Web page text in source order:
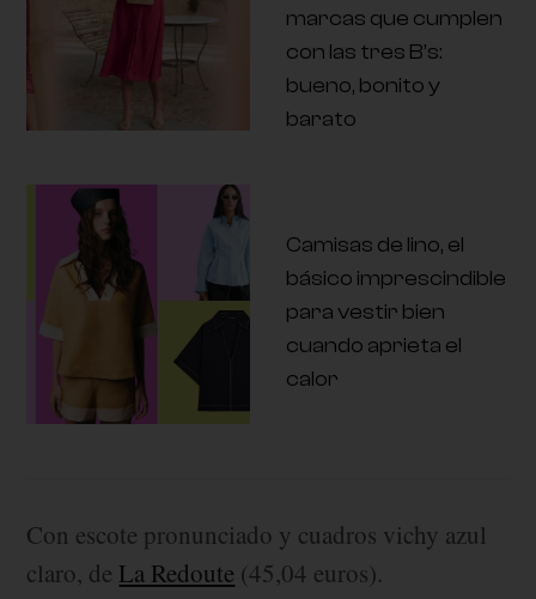
marcas que cumplen
con las tres B’s:
bueno, bonito y
barato
Camisas de lino, el
básico imprescindible
para vestir bien
cuando aprieta el
calor
Con escote pronunciado y cuadros vichy azul
claro, de La Redoute (45,04 euros).